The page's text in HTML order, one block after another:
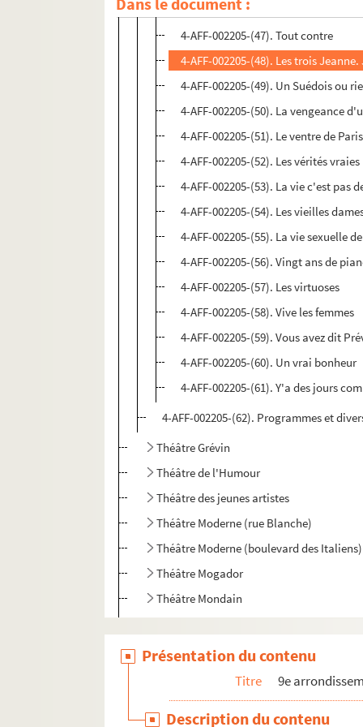
4-AFF-002205-(46). Tempo
4-AFF-002205-(47). Tout contre
4-AFF-002205-(48). Les trois
4-AFF-002205-(49). Un Suédois ou
4-AFF-002205-(50). La vengeance
4-AFF-002205-(51). Le ventre de Paris
4-AFF-002205-(52). Les vérités vraies
4-AFF-002205-(53). La vie c'est pas
4-AFF-002205-(54). Les vieilles
4-AFF-002205-(55). La vie sexuelle
4-AFF-002205-(56). Vingt ans de
4-AFF-002205-(57). Les virtuoses
4-AFF-002205-(58). Vive les femmes
4-AFF-002205-(59). Vous avez dit
4-AFF-002205-(60). Un vrai bonheur
4-AFF-002205-(61). Y'a des jours
4-AFF-002205-(62). Programmes et
Théâtre Grévin
Théâtre de l'Humour
Théâtre des jeunes artistes
Théâtre Moderne (rue Blanche)
Théâtre Moderne (boulevard des Italiens)
Théâtre Mogador
Théâtre Mondain
Théâtre des Nouveautés
Théâtre de l'Œuvre
Théâtre Le Palace
Présentation du contenu
Titre 9e
Description du contenu